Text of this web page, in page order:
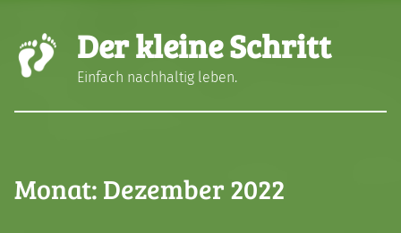
Der kleine Schritt
Einfach nachhaltig leben.
Monat: Dezember 2022